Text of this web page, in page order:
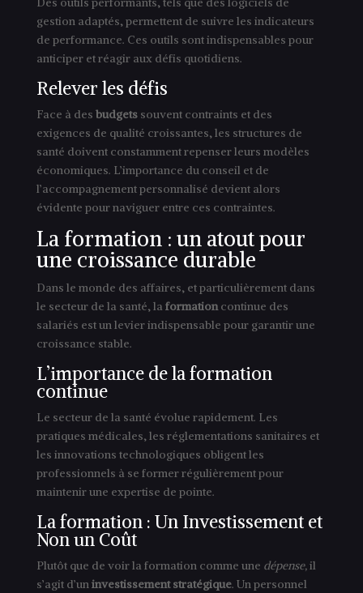
gestion adaptés, permettent de suivre les indicateurs
de performance. Ces outils sont indispensables pour
anticiper et réagir aux défis quotidiens.
Relever les défis
Face à des budgetssouvent contraints et des
exigences de qualité croissantes, les structures de
santé doivent constamment repenser leurs modèles
économiques. L’importance du conseil et de
l’accompagnement personnalisé devient alors
évidente pour naviguer entre ces contraintes.
La formation : un atout pour
une croissance durable
Dans le monde des affaires, et particulièrement dans
le secteur de la santé, la formationcontinue des
salariés est un levier indispensable pour garantir une
croissance stable.
L’importance de la formation
continue
Le secteur de la santé évolue rapidement. Les
pratiques médicales, les réglementations sanitaires et
les innovations technologiques obligent les
professionnels à se former régulièrement pour
maintenir une expertise de pointe.
La formation : Un Investissement et
Non un Coût
Plutôt que de voir la formation comme une dépense,il
s’agit d’uninvestissement stratégique. Un personnel